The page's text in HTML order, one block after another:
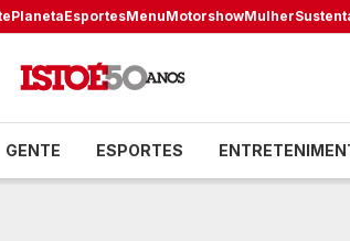
PlanetaEsportesMenuMotorshowMulher
GENTE ESPORTES